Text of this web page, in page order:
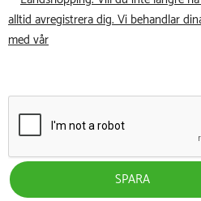
alltid avregistrera dig. Vi behandlar
med vår
SPARA